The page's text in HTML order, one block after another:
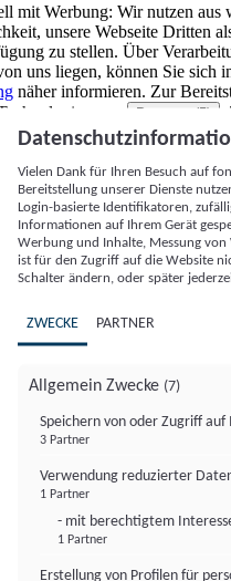
mit Werbung: Wir nutzen aus
unsere Webseite Dritten
zu stellen. Über
uns liegen, können Sie sich
näher informieren. Zur
von
Partnern (5)
und Inhalte, Messung von
von Inhalten sowie
oder ähnliche Online-
zufällig generierte Kennungen,
können zusammen
Browsertyp und
unterstützte
oder von dort
wenn es eine App oder
für einen oder mehrere der
Vielen Dank für Ihren Besuch auf
Bereitstellung unserer Dienste
Login-basierte Identifikatoren,
Informationen auf Ihrem Gerät
Werbung und Inhalte, Messung
ist für den Zugriff auf die Website
Schalter ändern, oder später
ZWECKE PARTNER
Allgemein Zwecke (7)
Speichern von oder Zugriff
3 Partner
Verwendung reduzierter
1 Partner
- mit berechtigtem
1 Partner
Erstellung von Profilen für